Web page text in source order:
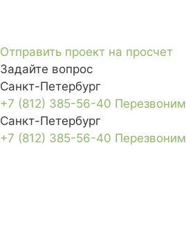
Отправить проект на просчет
Задайте вопрос
Санкт-Петербург
+7 (812) 385-56-40
Санкт-Петербург
+7 (812) 385-56-40